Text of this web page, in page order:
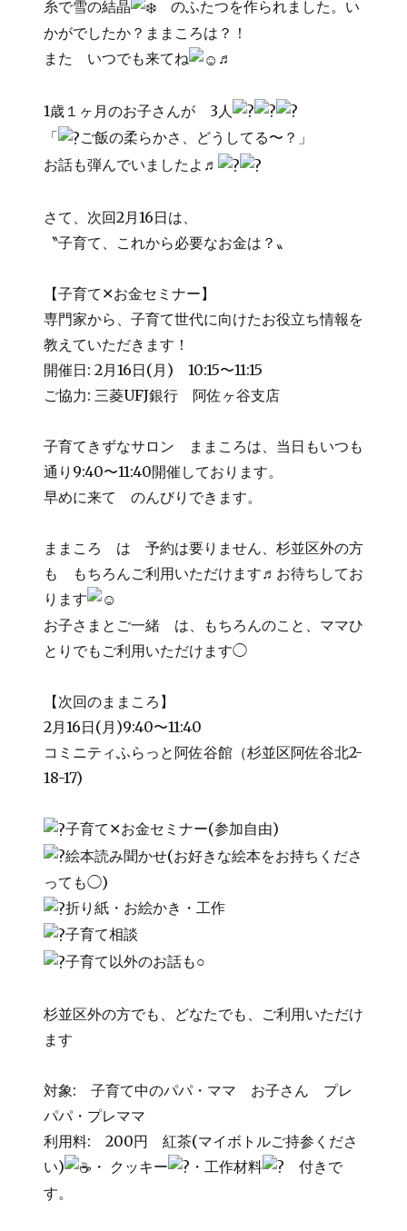
糸で雪の結晶
のふたつを作られました。い
かがでしたか？ままころは？！
また いつでも来てね
♬
1歳１ヶ月のお子さんが 3人
「
ご飯の柔らかさ、どうしてる〜？」
お話も弾んでいましたよ♬
さて、次回2月16日は、
〝子育て、これから必要なお金は？〟
【子育て✕お金セミナー】
専門家から、子育て世代に向けたお役立ち情報を
教えていただきます！
開催日: 2月16日(月) 10:15〜11:15
ご協力: 三菱UFJ銀行 阿佐ヶ谷支店
子育てきずなサロン ままころは、当日もいつも
通り9:40〜11:40開催しております。
早めに来て のんびりできます。
ままころ は 予約は要りません、杉並区外の方
も もちろんご利用いただけます♬お待ちしてお
ります
お子さまとご一緒 は、もちろんのこと、ママひ
とりでもご利用いただけます◯
【次回のままころ】
2月16日(月)9:40〜11:40
コミニティふらっと阿佐谷館（杉並区阿佐谷北2-
18-17)
子育て✕お金セミナー(参加自由)
絵本読み聞かせ(お好きな絵本をお持ちくださ
っても◯)
折り紙・お絵かき・工作
子育て相談
子育て以外のお話も○
杉並区外の方でも、どなたでも、ご利用いただけ
ます
対象: 子育て中のパパ・ママ お子さん プレ
パパ・プレママ
利用料: 200円 紅茶(マイボトルご持参くださ
い)
・ クッキー ・工作材料
付きで
す。